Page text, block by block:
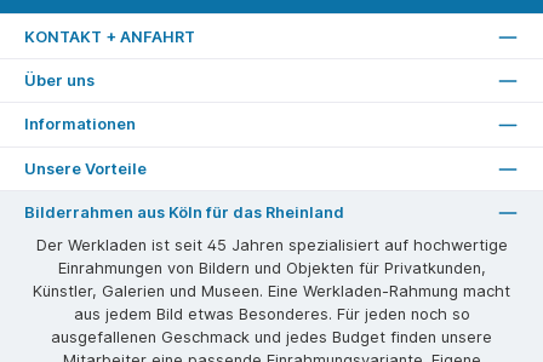
KONTAKT + ANFAHRT
Über uns
Informationen
Unsere Vorteile
Bilderrahmen aus Köln für das Rheinland
Der Werkladen ist seit 45 Jahren spezialisiert auf hochwertige
Einrahmungen von Bildern und Objekten für Privatkunden,
Künstler, Galerien und Museen. Eine Werkladen-Rahmung macht
aus jedem Bild etwas Besonderes. Für jeden noch so
ausgefallenen Geschmack und jedes Budget finden unsere